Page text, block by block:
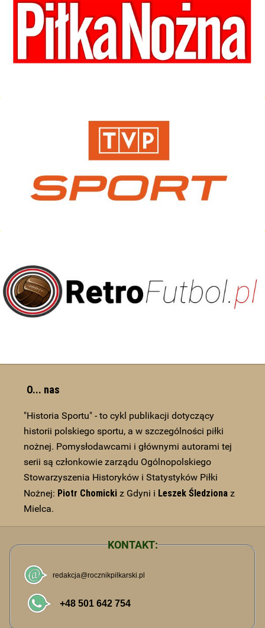
O... nas
"Historia Sportu" - to cykl publikacji dotyczący
historii polskiego sportu, a w szczególności piłki
nożnej. Pomysłodawcami i głównymi autorami tej
serii są członkowie zarządu Ogólnopolskiego
Stowarzyszenia Historyków i Statystyków Piłki
Nożnej: Piotr Chomicki z Gdyni i Leszek Śledziona z
Mielca.
KONTAKT: